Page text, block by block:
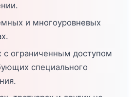
и многоуровневых
с ограниченным доступом
специального